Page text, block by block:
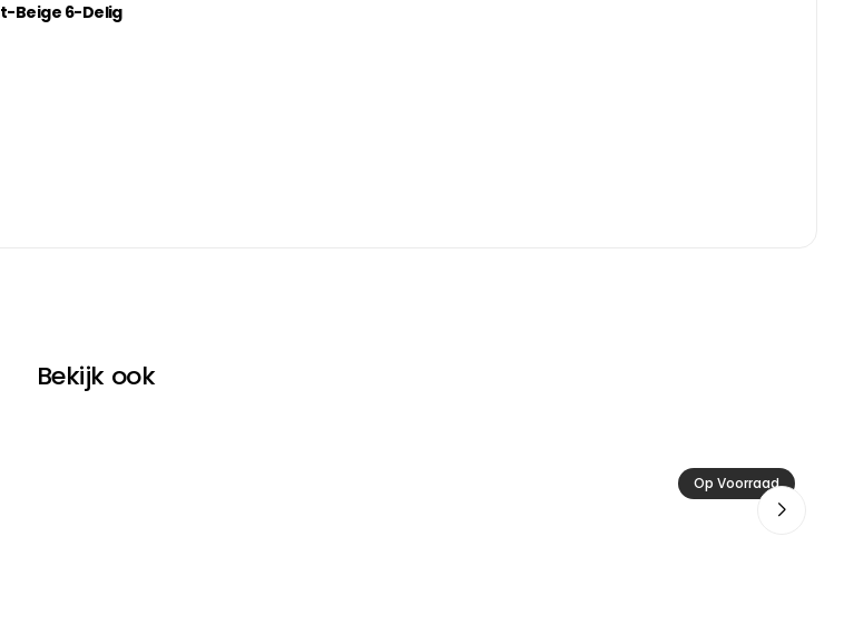
Beige 6-Delig
Bekijk ook
Op Voorraad